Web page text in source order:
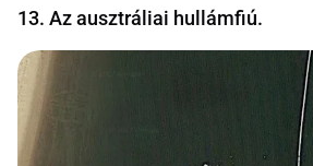
13. Az ausztráliai hullámfiú.